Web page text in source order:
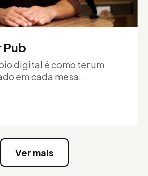
Pub
digital é como ter um
em cada mesa.
Ver mais